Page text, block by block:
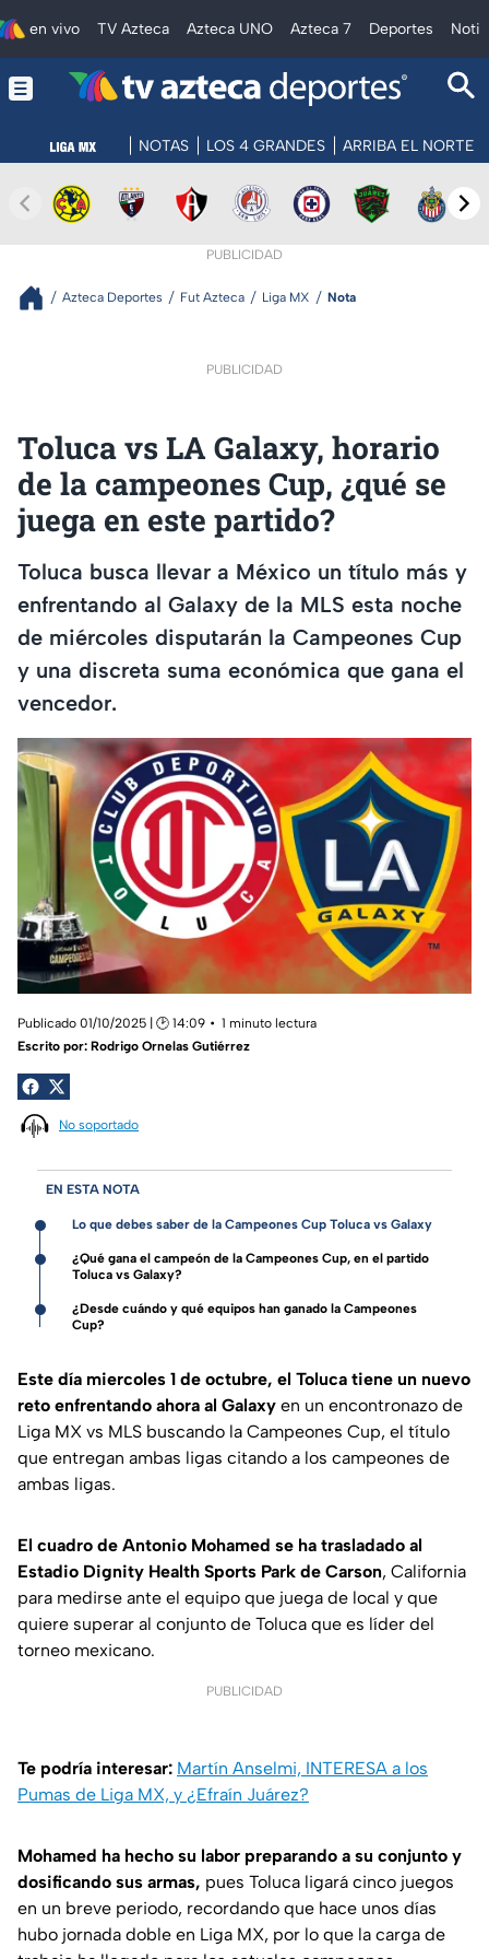
en vivo TV Azteca Azteca UNO Azteca 7 Deportes
NOTAS LOS 4 GRANDES ARRIBA EL NORTE
PUBLICIDAD
Azteca Deportes Fut Azteca Liga MX Nota
PUBLICIDAD
Toluca vs LA Galaxy, horario
de la campeones Cup, ¿qué se
juega en este partido?
Toluca busca llevar a México un título más y
enfrentando al Galaxy de la MLS esta noche
de miércoles disputarán la Campeones Cup
y una discreta suma económica que gana el
vencedor.
Publicado 01/10/2025 | 🕑 14:09
1 minuto lectura
Escrito por: Rodrigo Ornelas Gutiérrez
No soportado
EN ESTA NOTA
Lo que debes saber de la Campeones Cup Toluca vs Galaxy
¿Qué gana el campeón de la Campeones Cup, en el partido
Toluca vs Galaxy?
¿Desde cuándo y qué equipos han ganado la Campeones
Cup?
Este día miercoles 1 de octubre, el Toluca tiene un nuevo
reto enfrentando ahora al Galaxy en un encontronazo de
Liga MX vs MLS buscando la Campeones Cup, el título
que entregan ambas ligas citando a los campeones de
ambas ligas.
El cuadro de Antonio Mohamed se ha trasladado al
Estadio Dignity Health Sports Park de Carson, California
para medirse ante el equipo que juega de local y que
quiere superar al conjunto de Toluca que es líder del
torneo mexicano.
PUBLICIDAD
Te podría interesar: Martín Anselmi, INTERESA a los
Pumas de Liga MX, y ¿Efraín Juárez?
Mohamed ha hecho su labor preparando a su conjunto y
dosificando sus armas, pues Toluca ligará cinco juegos
en un breve periodo, recordando que hace unos días
hubo jornada doble en Liga MX, por lo que la carga de